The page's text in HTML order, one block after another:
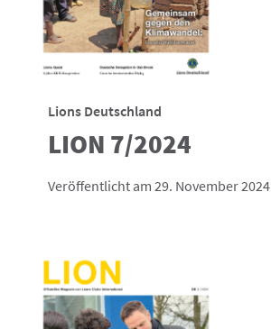
Lions Deutschland
LION 7/2024
Veröffentlicht am 29. November 2024